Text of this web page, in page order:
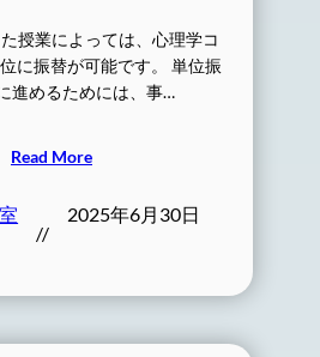
授業によっては、心理学コ
に振替が可能です。 単位振
進めるためには、事…
Read More
//
2025年6月30日